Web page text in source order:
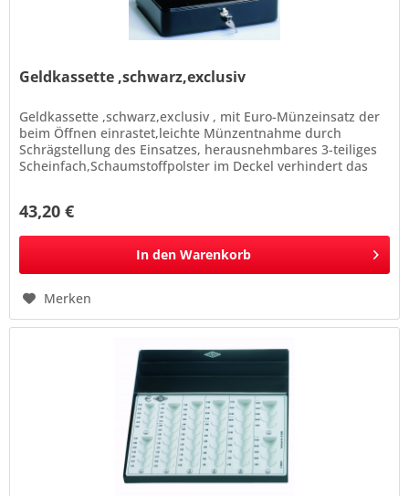
Geldkassette ,schwarz,exclusiv
Geldkassette ,schwarz,exclusiv , mit Euro-Münzeinsatz der
beim Öffnen einrastet,leichte Münzentnahme durch
Schrägstellung des Einsatzes, herausnehmbares 3-teiliges
Scheinfach,Schaumstoffpolster im Deckel verhindert das
43,20 €
In den Warenkorb
Merken